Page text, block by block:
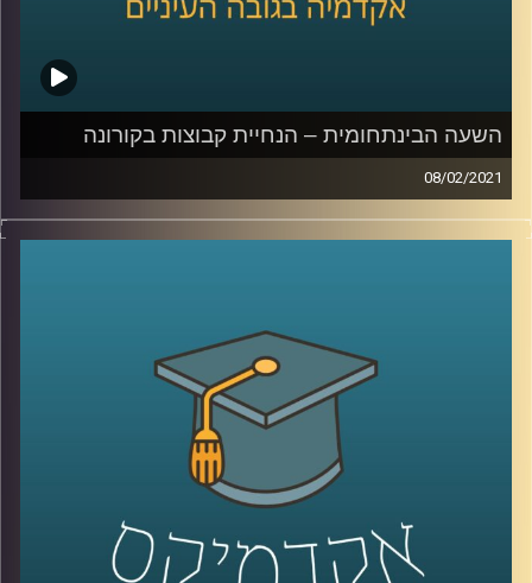
השעה הבינתחומית – הנחיית קבוצות בקורונה
08/02/2021
הקורונה מביאה איתה שינויים בכל תחום, ולעיתים האקדמיה
מנסה להספיק ולהדביק את הפערים ביחס לשינויים האלה,
מוזמנים להצטרף אלינו לשעה שמאירה זרקור על תחום הנחיית
הקבוצות, כיצד הקורונה השפיעה על התחום? כיצד מקיימים
מחקר "תוך כדי תנועה"? ומה צפוי לתחום בעקבות אילוצי
AudioVersity